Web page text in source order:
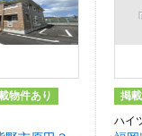
物件あり 掲
ハイ